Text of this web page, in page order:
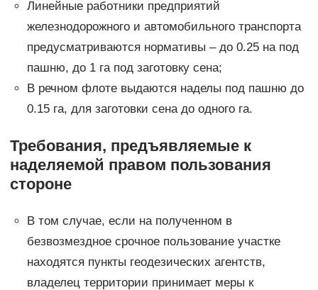
Линейные работники предприятий
железнодорожного и автомобильного транспорта
предусматриваются нормативы – до 0.25 на под
пашню, до 1 га под заготовку сена;
В речном флоте выдаются наделы под пашню до
0.15 га, для заготовки сена до одного га.
Требования, предъявляемые к
наделяемой правом пользования
стороне
В том случае, если на полученном в
безвозмездное срочное пользование участке
находятся пункты геодезических агентств,
владелец территории принимает меры к